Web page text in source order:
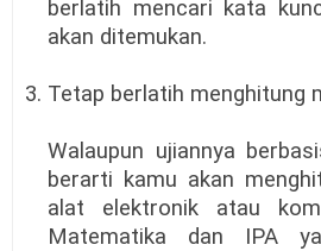
berlatih mencari kata
akan ditemukan.
3. Tetap berlatih menghitung
Walaupun ujiannya
berarti kamu akan
alat elektronik atau
Matematika dan IPA